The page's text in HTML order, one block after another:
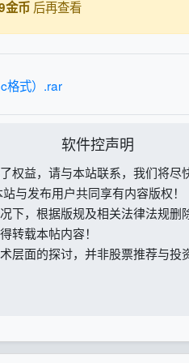
金币 后再查看
格式）.rar
软件控声明
权益，请与本站联系，我们将尽
与发布用户共同享有内容版权！
下，根据版规及相关法律法规删
转载本帖内容！
层面的探讨，并非股票推荐与